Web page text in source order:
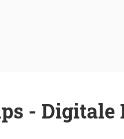
- Digitale